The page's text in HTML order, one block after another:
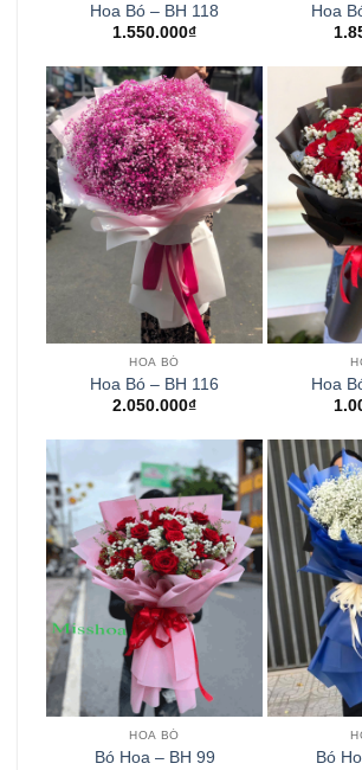
Hoa Bó – BH 118
1.550.000₫
Hoa
HOA BÓ
Hoa Bó – BH 116
2.050.000₫
Hoa
HOA BÓ
Bó Hoa – BH 99
Bó